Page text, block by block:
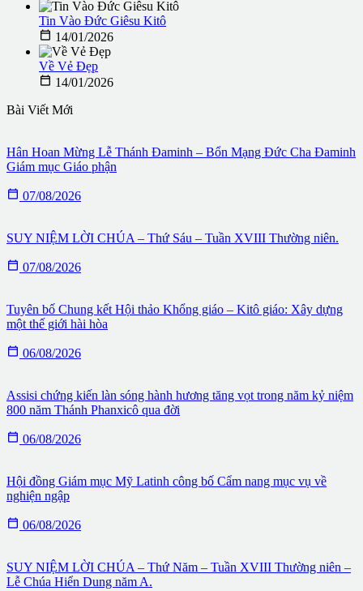
Tin Vào Đức Giêsu Kitô
 14/01/2026
Về Vẻ Đẹp
 14/01/2026
Bài Viết Mới
Hân Hoan Mừng Lễ Thánh Đaminh – Bổn Mạng Đức Cha Đaminh
Giám mục Giáo phận
 07/08/2026
SUY NIỆM LỜI CHÚA – Thứ Sáu – Tuần XVIII Thường niên.
 07/08/2026
Tuyên bố Chung kết Hội thảo Khổng giáo – Kitô giáo: Xây dựng
một thế giới hài hòa
 06/08/2026
Assisi chứng kiến làn sóng hành hương tăng vọt trong năm kỷ niệm
800 năm Thánh Phanxicô qua đời
 06/08/2026
Hội đồng Giám mục Mỹ Latinh công bố Cẩm nang mục vụ về
nghiện ngập
 06/08/2026
SUY NIỆM LỜI CHÚA – Thứ Năm – Tuần XVIII Thường niên –
Lễ Chúa Hiển Dung năm A.